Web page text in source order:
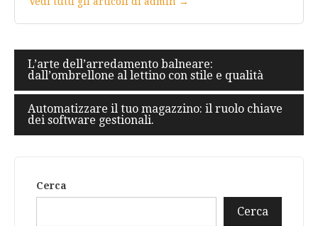
Navigazione
articoli
L’arte dell’arredamento balneare:
dall’ombrellone al lettino con stile e qualità
Automatizzare il tuo magazzino: il ruolo chiave
dei software gestionali.
Cerca
Cerca